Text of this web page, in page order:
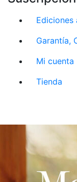
Ediciones
Garantía,
Mi cuenta
Tienda